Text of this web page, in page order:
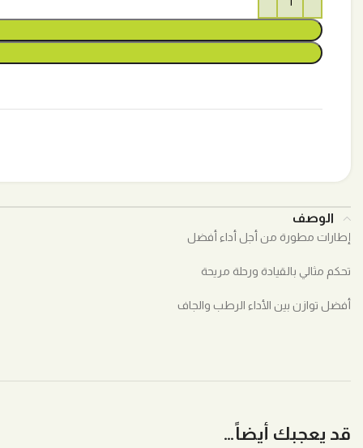
الوصف
إطارات مطورة من أجل أداء أفضل
تحكم مثالي بالقيادة ورحلة مريحة
أفضل توازن بين الأداء الرطب والجاف
قد يعجبك أيضاً…